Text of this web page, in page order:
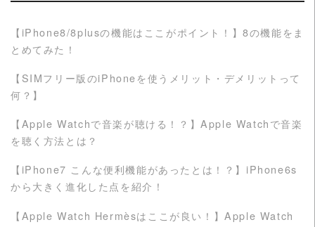
【iPhone8/8plusの機能はここがポイント！】8の機能をま
とめてみた！
【SIMフリー版のiPhoneを使うメリット・デメリットって
何？】
【Apple Watchで音楽が聴ける！？】Apple Watchで音楽
を聴く方法とは？
【iPhone7 こんな便利機能があったとは！？】iPhone6s
から大きく進化した点を紹介！
【Apple Watch Hermèsはここが良い！】Apple Watch